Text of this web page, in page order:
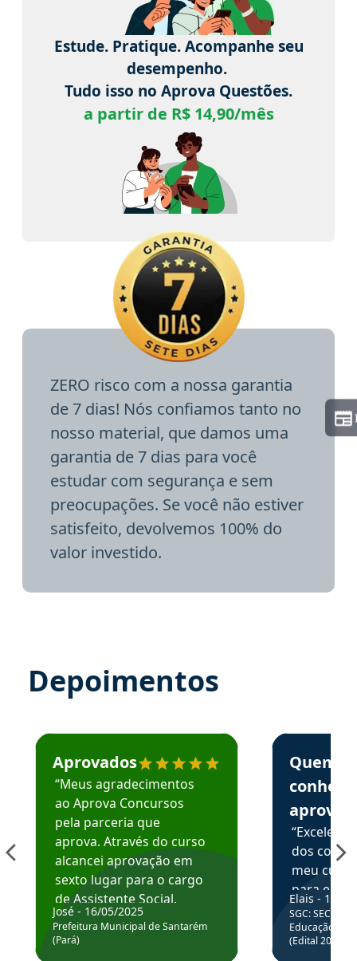
Estude. Pratique. Acompanhe seu
desempenho.
Tudo isso no Aprova Questões.
a partir de R$ 14,90/mês
ZERO risco com a nossa garantia
de 7 dias! Nós confiamos tanto no
nosso material, que damos uma
garantia de 7 dias para você
estudar com segurança e sem
preocupações. Se você não estiver
satisfeito, devolvemos 100% do
valor investido.
Depoimentos
Estudante José recomenda o Aprova Concursos em
Aprovados
“Meus agradecimentos
ao Aprova Concursos
pela parceria que
aprova. Através do curso
alcancei aprovação em
sexto lugar para o cargo
de Assistente Social.
Hoje estou atuando na
Prefeitura de Santarém.
José - 16/05/2025
Prefeitura Municipal de Santarém
(Pará)
Estudante
Quem
aprova
dos
meu
para
colocar
através
de
Elais - 15/
SGC: SEC BA
Educação
(Edital